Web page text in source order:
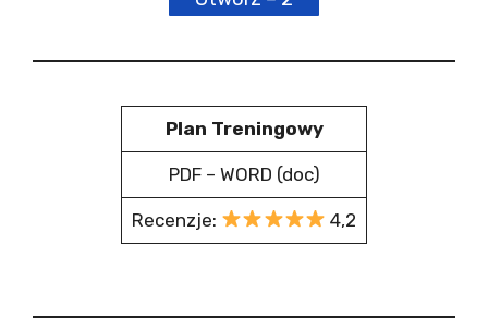
Plan Treningowy
PDF – WORD (doc)
Recenzje: 4,2